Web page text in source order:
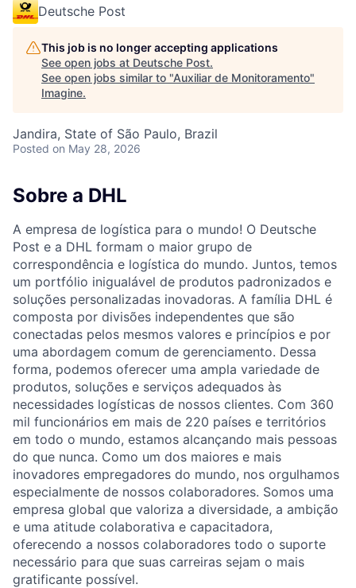
Deutsche Post
This job is no longer accepting applications
See open jobs at Deutsche Post.
See open jobs similar to "Auxiliar de Monitoramento"
Imagine.
Jandira, State of São Paulo, Brazil
Posted on May 28, 2026
Sobre a DHL
A empresa de logística para o mundo! O Deutsche
Post e a DHL formam o maior grupo de
correspondência e logística do mundo. Juntos, temos
um portfólio inigualável de produtos padronizados e
soluções personalizadas inovadoras. A família DHL é
composta por divisões independentes que são
conectadas pelos mesmos valores e princípios e por
uma abordagem comum de gerenciamento. Dessa
forma, podemos oferecer uma ampla variedade de
produtos, soluções e serviços adequados às
necessidades logísticas de nossos clientes. Com 360
mil funcionários em mais de 220 países e territórios
em todo o mundo, estamos alcançando mais pessoas
do que nunca. Como um dos maiores e mais
inovadores empregadores do mundo, nos orgulhamos
especialmente de nossos colaboradores. Somos uma
empresa global que valoriza a diversidade, a ambição
e uma atitude colaborativa e capacitadora,
oferecendo a nossos colaboradores todo o suporte
necessário para que suas carreiras sejam o mais
gratificante possível.